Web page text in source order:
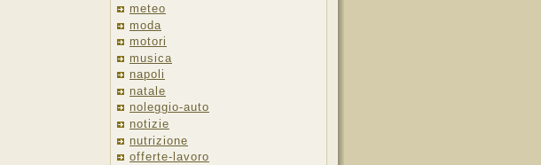
meteo
moda
motori
musica
napoli
natale
noleggio-auto
notizie
nutrizione
offerte-lavoro